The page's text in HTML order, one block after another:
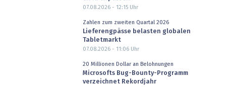
07.08.2026 - 12:15Uhr
Zahlen zum zweiten Quartal 2026
Lieferengpässe belasten globalen
Tabletmarkt
07.08.2026 - 11:06Uhr
20 Millionen Dollar an Belohnungen
Microsofts Bug-Bounty-Programm
verzeichnet Rekordjahr